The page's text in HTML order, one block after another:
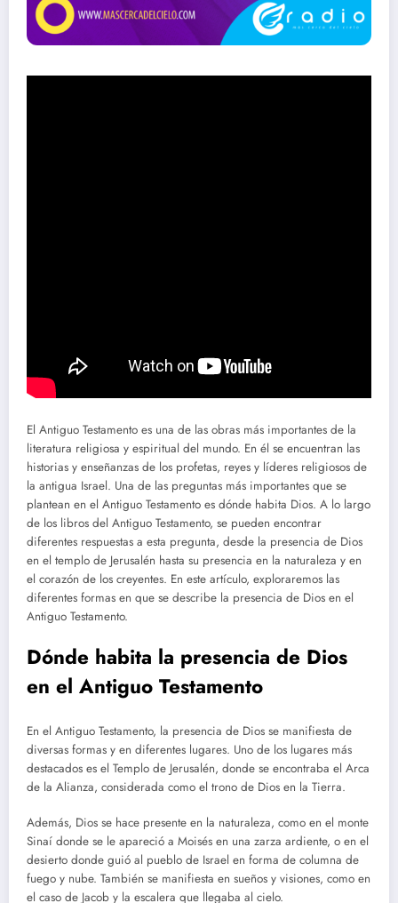
El Antiguo Testamento es una de las obras más importantes de la
literatura religiosa y espiritual del mundo. En él se encuentran las
historias y enseñanzas de los profetas, reyes y líderes religiosos de
la antigua Israel. Una de las preguntas más importantes que se
plantean en el Antiguo Testamento es dónde habita Dios. A lo largo
de los libros del Antiguo Testamento, se pueden encontrar
diferentes respuestas a esta pregunta, desde la presencia de Dios
en el templo de Jerusalén hasta su presencia en la naturaleza y en
el corazón de los creyentes. En este artículo, exploraremos las
diferentes formas en que se describe la presencia de Dios en el
Antiguo Testamento.
Dónde habita la presencia de Dios
en el Antiguo Testamento
En el Antiguo Testamento, la presencia de Dios se manifiesta de
diversas formas y en diferentes lugares. Uno de los lugares más
destacados es el Templo de Jerusalén, donde se encontraba el Arca
de la Alianza, considerada como el trono de Dios en la Tierra.
Además, Dios se hace presente en la naturaleza, como en el monte
Sinaí donde se le apareció a Moisés en una zarza ardiente, o en el
desierto donde guió al pueblo de Israel en forma de columna de
fuego y nube. También se manifiesta en sueños y visiones, como en
el caso de Jacob y la escalera que llegaba al cielo.